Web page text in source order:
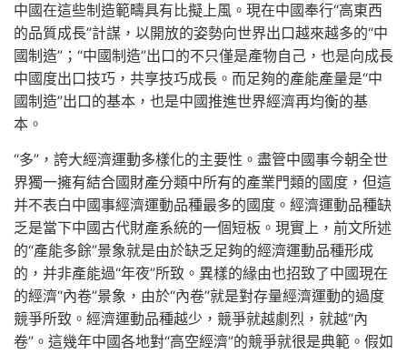
中國在這些制造範疇具有比擬上風。現在中國奉行“高東西
的品質成長”計謀，以開放的姿勢向世界出口越來越多的“中
國制造”；“中國制造”出口的不只僅是產物自己，也是向成長
中國度出口技巧，共享技巧成長。而足夠的產能產量是“中
國制造”出口的基本，也是中國推進世界經濟再均衡的基
本。
“多”，誇大經濟運動多樣化的主要性。盡管中國事今朝全世
界獨一擁有結合國財產分類中所有的產業門類的國度，但這
并不表白中國事經濟運動品種最多的國度。經濟運動品種缺
乏是當下中國古代財產系統的一個短板。現實上，前文所述
的“產能多餘”景象就是由於缺乏足夠的經濟運動品種形成
的，并非產能過“年夜”所致。異樣的緣由也招致了中國現在
的經濟“內卷”景象，由於“內卷”就是對存量經濟運動的過度
競爭所致。經濟運動品種越少，競爭就越劇烈，就越“內
卷”。這幾年中國各地對“高空經濟”的競爭就很是典範。假如